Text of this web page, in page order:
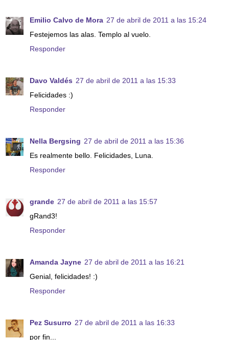
Emilio Calvo de Mora 27 de abril de 2011 a las 15:24
Festejemos las alas. Templo al vuelo.
Responder
Davo Valdés 27 de abril de 2011 a las 15:33
Felicidades :)
Responder
Nella Bergsing 27 de abril de 2011 a las 15:36
Es realmente bello. Felicidades, Luna.
Responder
grande 27 de abril de 2011 a las 15:57
gRand3!
Responder
Amanda Jayne 27 de abril de 2011 a las 16:21
Genial, felicidades! :)
Responder
Pez Susurro 27 de abril de 2011 a las 16:33
por fin...